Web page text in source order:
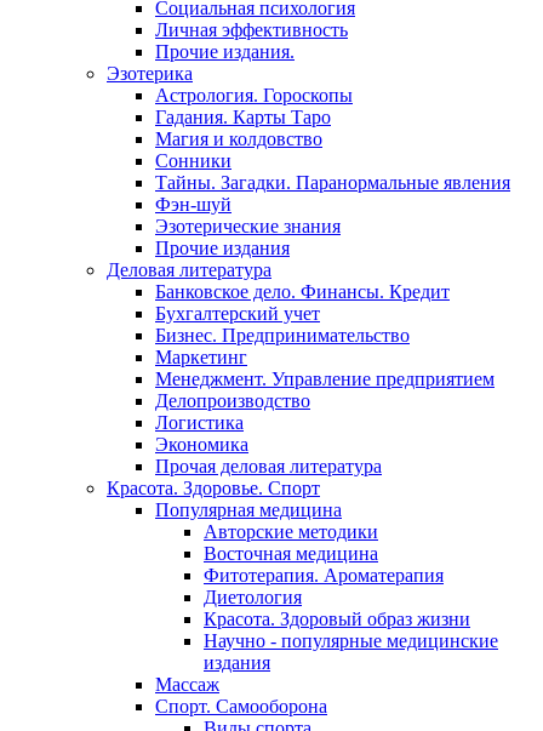
Социальная психология
Личная эффективность
Прочие издания.
Эзотерика
Астрология. Гороскопы
Гадания. Карты Таро
Магия и колдовство
Сонники
Тайны. Загадки. Паранормальные явления
Фэн-шуй
Эзотерические знания
Прочие издания
Деловая литература
Банковское дело. Финансы. Кредит
Бухгалтерский учет
Бизнес. Предпринимательство
Маркетинг
Менеджмент. Управление предприятием
Делопроизводство
Логистика
Экономика
Прочая деловая литература
Красота. Здоровье. Спорт
Популярная медицина
Авторские методики
Восточная медицина
Фитотерапия. Ароматерапия
Диетология
Красота. Здоровый образ жизни
Научно - популярные медицинские
издания
Массаж
Спорт. Самооборона